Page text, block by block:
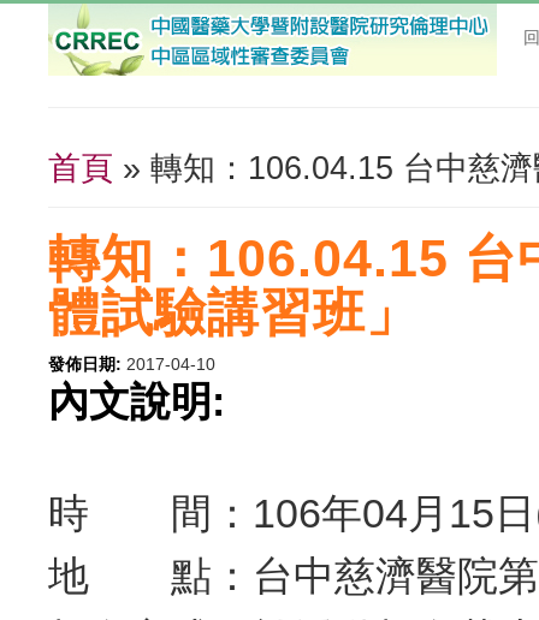
您在這裡
首頁 » 轉知：106.04.15 台中慈
轉知：106.04.15 台
體試驗講習班」
發佈日期: 2017-04-10
內文說明:
時 間：106年04月15日(
地 點：台中慈濟醫院第